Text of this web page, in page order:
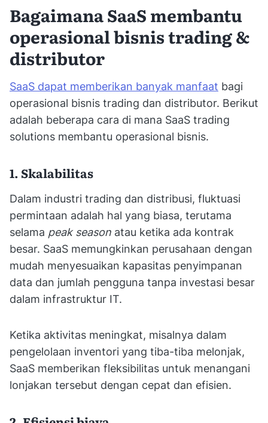
Bagaimana SaaS membantu
operasional bisnis trading &
distributor
SaaS dapat memberikan banyak manfaat bagi
operasional bisnis trading dan distributor. Berikut
adalah beberapa cara di mana SaaS trading
solutions membantu operasional bisnis.
1. Skalabilitas
Dalam industri trading dan distribusi, fluktuasi
permintaan adalah hal yang biasa, terutama
selama peak season atau ketika ada kontrak
besar. SaaS memungkinkan perusahaan dengan
mudah menyesuaikan kapasitas penyimpanan
data dan jumlah pengguna tanpa investasi besar
dalam infrastruktur IT.
Ketika aktivitas meningkat, misalnya dalam
pengelolaan inventori yang tiba-tiba melonjak,
SaaS memberikan fleksibilitas untuk menangani
lonjakan tersebut dengan cepat dan efisien.